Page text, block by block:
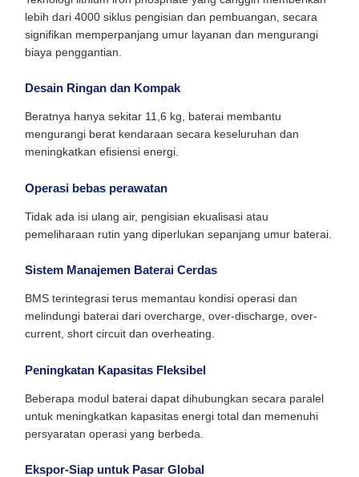
lebih dari 4000 siklus pengisian dan pembuangan, secara
signifikan memperpanjang umur layanan dan mengurangi
biaya penggantian.
Desain Ringan dan Kompak
Beratnya hanya sekitar 11,6 kg, baterai membantu
mengurangi berat kendaraan secara keseluruhan dan
meningkatkan efisiensi energi.
Operasi bebas perawatan
Tidak ada isi ulang air, pengisian ekualisasi atau
pemeliharaan rutin yang diperlukan sepanjang umur baterai.
Sistem Manajemen Baterai Cerdas
BMS terintegrasi terus memantau kondisi operasi dan
melindungi baterai dari overcharge, over-discharge, over-
current, short circuit dan overheating.
Peningkatan Kapasitas Fleksibel
Beberapa modul baterai dapat dihubungkan secara paralel
untuk meningkatkan kapasitas energi total dan memenuhi
persyaratan operasi yang berbeda.
Ekspor-Siap untuk Pasar Global